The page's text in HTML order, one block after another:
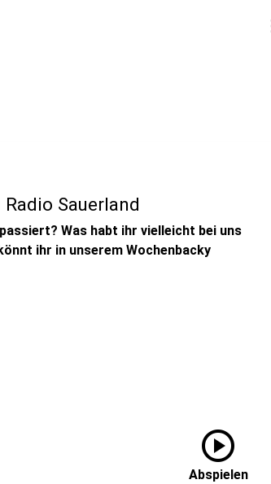
Sauerland
Was habt ihr vielleicht bei uns
ihr in unserem Wochenbacky
play_circle
Abspielen